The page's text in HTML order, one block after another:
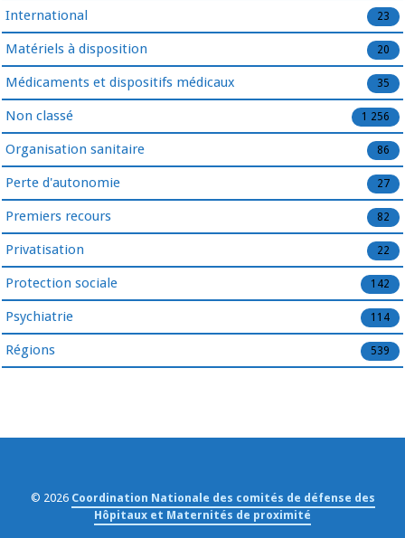
International 23
Matériels à disposition 20
Médicaments et dispositifs médicaux 35
Non classé 1 256
Organisation sanitaire 86
Perte d'autonomie 27
Premiers recours 82
Privatisation 22
Protection sociale 142
Psychiatrie 114
Régions 539
© 2026 Coordination Nationale des comités de défense des
Hôpitaux et Maternités de proximité